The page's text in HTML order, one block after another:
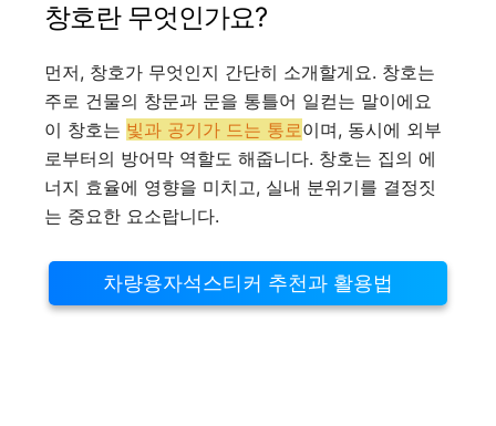
창호란 무엇인가요?
먼저, 창호가 무엇인지 간단히 소개할게요. 창호는
주로 건물의 창문과 문을 통틀어 일컫는 말이에요
이 창호는 빛과 공기가 드는 통로이며, 동시에 외부
로부터의 방어막 역할도 해줍니다. 창호는 집의 에
너지 효율에 영향을 미치고, 실내 분위기를 결정짓
는 중요한 요소랍니다.
차량용자석스티커 추천과 활용법